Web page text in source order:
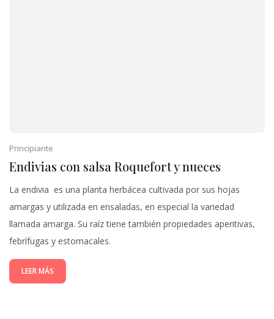
Principiante
Endivias con salsa Roquefort y nueces
La endivia ​ es una planta herbácea cultivada por sus hojas
amargas y utilizada en ensaladas, en especial la variedad
llamada amarga. Su raíz tiene también propiedades aperitivas,
febrífugas y estomacales.
LEER MÁS